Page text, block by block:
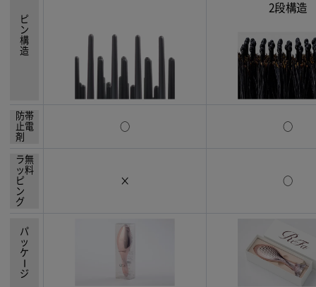
ピン構造
2段構造
帯電
防止剤 ○ ○
無料
ラッピング × ○
パッケ
ー
ジ